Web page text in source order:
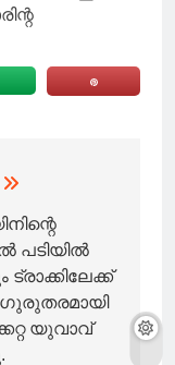
പടിയിൽ
ട്രാക്കിലേക്ക്
യുവാവ്